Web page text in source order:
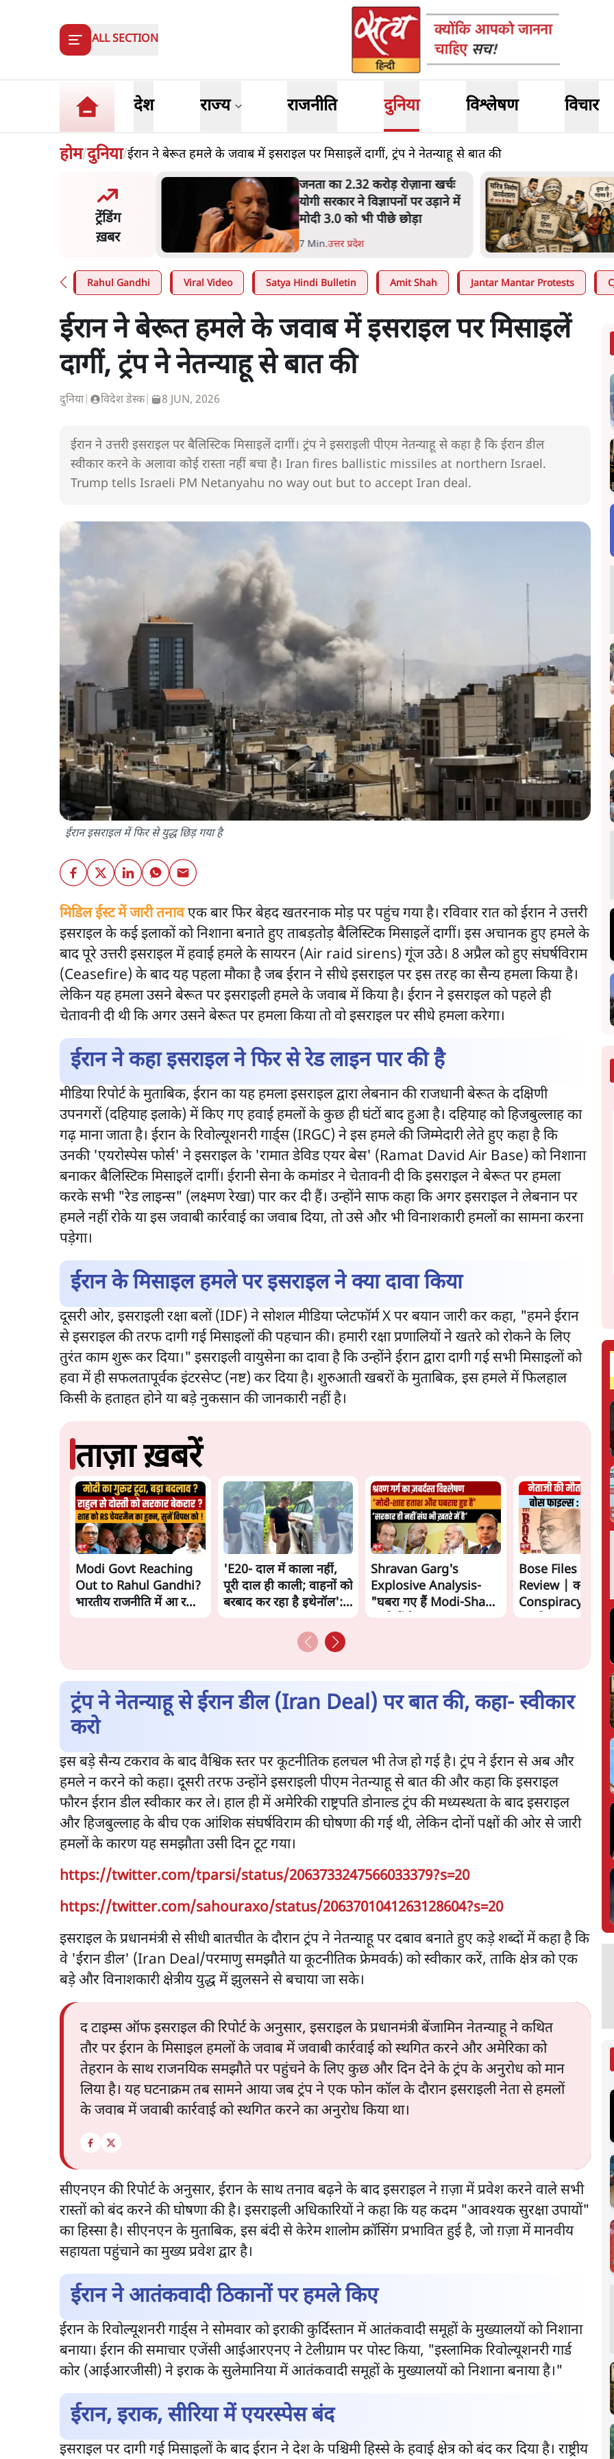
ALL SECTION
देश राज्य राजनीति दुनिया विश्लेषण विचार
होम/दुनिया/ईरान ने बेरूत हमले के जवाब में इसराइल पर मिसाइलें दागीं, ट्रंप ने नेतन्याहू से बात की
ट्रेंडिंग
ख़बर
शाह के संसद में आने पर
करे सरकार': राज्यसभा
जनता का 2.32 करोड़ रोज़ाना खर्चः
योगी सरकार ने विज्ञापनों पर उड़ाने में
मोदी 3.0 को भी पीछे छोड़ा
7 Min.उत्तर प्रदेश
Rahul Gandhi Viral Video Satya Hindi Bulletin Amit Shah Jantar Mantar Protests
ईरान ने बेरूत हमले के जवाब में इसराइल पर मिसाइलें
दागीं, ट्रंप ने नेतन्याहू से बात की
दुनिया| विदेश डेस्क| 8 JUN, 2026
ईरान ने उत्तरी इसराइल पर बैलिस्टिक मिसाइलें दागीं। ट्रंप ने इसराइली पीएम नेतन्याहू से कहा है कि ईरान डील
स्वीकार करने के अलावा कोई रास्ता नहीं बचा है। Iran fires ballistic missiles at northern Israel.
Trump tells Israeli PM Netanyahu no way out but to accept Iran deal.
ईरान इसराइल में फिर से युद्ध छिड़ गया है
मिडिल ईस्ट में जारी तनावएक बार फिर बेहद खतरनाक मोड़ पर पहुंच गया है। रविवार रात को ईरान ने उत्तरी
इसराइल के कई इलाकों को निशाना बनाते हुए ताबड़तोड़ बैलिस्टिक मिसाइलें दागीं। इस अचानक हुए हमले के
बाद पूरे उत्तरी इसराइल में हवाई हमले के सायरन (Air raid sirens) गूंज उठे। 8 अप्रैल को हुए संघर्षविराम
(Ceasefire) के बाद यह पहला मौका है जब ईरान ने सीधे इसराइल पर इस तरह का सैन्य हमला किया है।
लेकिन यह हमला उसने बेरूत पर इसराइली हमले के जवाब में किया है। ईरान ने इसराइल को पहले ही
चेतावनी दी थी कि अगर उसने बेरूत पर हमला किया तो वो इसराइल पर सीधे हमला करेगा।
ईरान ने कहा इसराइल ने फिर से रेड लाइन पार की है
मीडिया रिपोर्ट के मुताबिक, ईरान का यह हमला इसराइल द्वारा लेबनान की राजधानी बेरूत के दक्षिणी
उपनगरों (दहियाह इलाके) में किए गए हवाई हमलों के कुछ ही घंटों बाद हुआ है। दहियाह को हिजबुल्लाह का
गढ़ माना जाता है। ईरान के रिवोल्यूशनरी गार्ड्स (IRGC) ने इस हमले की जिम्मेदारी लेते हुए कहा है कि
उनकी 'एयरोस्पेस फोर्स' ने इसराइल के 'रामात डेविड एयर बेस' (Ramat David Air Base) को निशाना
बनाकर बैलिस्टिक मिसाइलें दागीं। ईरानी सेना के कमांडर ने चेतावनी दी कि इसराइल ने बेरूत पर हमला
करके सभी "रेड लाइन्स" (लक्ष्मण रेखा) पार कर दी हैं। उन्होंने साफ कहा कि अगर इसराइल ने लेबनान पर
हमले नहीं रोके या इस जवाबी कार्रवाई का जवाब दिया, तो उसे और भी विनाशकारी हमलों का सामना करना
पड़ेगा।
ईरान के मिसाइल हमले पर इसराइल ने क्या दावा किया
दूसरी ओर, इसराइली रक्षा बलों (IDF) ने सोशल मीडिया प्लेटफॉर्म X पर बयान जारी कर कहा, "हमने ईरान
से इसराइल की तरफ दागी गई मिसाइलों की पहचान की। हमारी रक्षा प्रणालियों ने खतरे को रोकने के लिए
तुरंत काम शुरू कर दिया।" इसराइली वायुसेना का दावा है कि उन्होंने ईरान द्वारा दागी गई सभी मिसाइलों को
हवा में ही सफलतापूर्वक इंटरसेप्ट (नष्ट) कर दिया है। शुरुआती खबरों के मुताबिक, इस हमले में फिलहाल
किसी के हताहत होने या बड़े नुकसान की जानकारी नहीं है।
ताज़ा ख़बरें
Modi Govt Reaching
Out to Rahul Gandhi?
भारतीय राजनीति में आ रहा
'E20- दाल में काला नहीं,
पूरी दाल ही काली; वाहनों को
बरबाद कर रहा है इथेनॉल':
Shravan Garg's
Explosive Analysis-
"घबरा गए हैं Modi-Shah,
Bose Files Film
Review | क्या
Conspiracy का
ट्रंप ने नेतन्याहू से ईरान डील (Iran Deal) पर बात की, कहा- स्वीकार
करो
इस बड़े सैन्य टकराव के बाद वैश्विक स्तर पर कूटनीतिक हलचल भी तेज हो गई है। ट्रंप ने ईरान से अब और
हमले न करने को कहा। दूसरी तरफ उन्होंने इसराइली पीएम नेतन्याहू से बात की और कहा कि इसराइल
फौरन ईरान डील स्वीकार कर ले। हाल ही में अमेरिकी राष्ट्रपति डोनाल्ड ट्रंप की मध्यस्थता के बाद इसराइल
और हिजबुल्लाह के बीच एक आंशिक संघर्षविराम की घोषणा की गई थी, लेकिन दोनों पक्षों की ओर से जारी
हमलों के कारण यह समझौता उसी दिन टूट गया।
https://twitter.com/tparsi/status/2063733247566033379?s=20
https://twitter.com/sahouraxo/status/2063701041263128604?s=20
इसराइल के प्रधानमंत्री से सीधी बातचीत के दौरान ट्रंप ने नेतन्याहू पर दबाव बनाते हुए कड़े शब्दों में कहा है कि
वे 'ईरान डील' (Iran Deal/परमाणु समझौते या कूटनीतिक फ्रेमवर्क) को स्वीकार करें, ताकि क्षेत्र को एक
बड़े और विनाशकारी क्षेत्रीय युद्ध में झुलसने से बचाया जा सके।
द टाइम्स ऑफ इसराइल की रिपोर्ट के अनुसार, इसराइल के प्रधानमंत्री बेंजामिन नेतन्याहू ने कथित
तौर पर ईरान के मिसाइल हमलों के जवाब में जवाबी कार्रवाई को स्थगित करने और अमेरिका को
तेहरान के साथ राजनयिक समझौते पर पहुंचने के लिए कुछ और दिन देने के ट्रंप के अनुरोध को मान
लिया है। यह घटनाक्रम तब सामने आया जब ट्रंप ने एक फोन कॉल के दौरान इसराइली नेता से हमलों
के जवाब में जवाबी कार्रवाई को स्थगित करने का अनुरोध किया था।
सीएनएन की रिपोर्ट के अनुसार, ईरान के साथ तनाव बढ़ने के बाद इसराइल ने ग़ज़ा में प्रवेश करने वाले सभी
रास्तों को बंद करने की घोषणा की है। इसराइली अधिकारियों ने कहा कि यह कदम "आवश्यक सुरक्षा उपायों"
का हिस्सा है। सीएनएन के मुताबिक, इस बंदी से केरेम शालोम क्रॉसिंग प्रभावित हुई है, जो ग़ज़ा में मानवीय
सहायता पहुंचाने का मुख्य प्रवेश द्वार है।
ईरान ने आतंकवादी ठिकानों पर हमले किए
ईरान के रिवोल्यूशनरी गार्ड्स ने सोमवार को इराकी कुर्दिस्तान में आतंकवादी समूहों के मुख्यालयों को निशाना
बनाया। ईरान की समाचार एजेंसी आईआरएनए ने टेलीग्राम पर पोस्ट किया, "इस्लामिक रिवोल्यूशनरी गार्ड
कोर (आईआरजीसी) ने इराक के सुलेमानिया में आतंकवादी समूहों के मुख्यालयों को निशाना बनाया है।"
ईरान, इराक, सीरिया में एयरस्पेस बंद
इसराइल पर दागी गई मिसाइलों के बाद ईरान ने देश के पश्चिमी हिस्से के हवाई क्षेत्र को बंद कर दिया है। राष्ट्रीय